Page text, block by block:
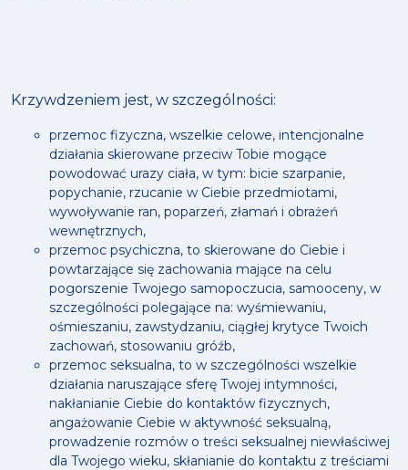
Krzywdzeniem jest, w szczególności:
przemoc fizyczna, wszelkie celowe, intencjonalne
działania skierowane przeciw Tobie mogące
powodować urazy ciała, w tym: bicie szarpanie,
popychanie, rzucanie w Ciebie przedmiotami,
wywoływanie ran, poparzeń, złamań i obrażeń
wewnętrznych,
przemoc psychiczna, to skierowane do Ciebie i
powtarzające się zachowania mające na celu
pogorszenie Twojego samopoczucia, samooceny, w
szczególności polegające na: wyśmiewaniu,
ośmieszaniu, zawstydzaniu, ciągłej krytyce Twoich
zachowań, stosowaniu gróźb,
przemoc seksualna, to w szczególności wszelkie
działania naruszające sferę Twojej intymności,
nakłanianie Ciebie do kontaktów fizycznych,
angażowanie Ciebie w aktywność seksualną,
prowadzenie rozmów o treści seksualnej niewłaściwej
dla Twojego wieku, skłanianie do kontaktu z treściami